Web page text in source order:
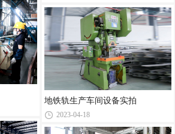
地铁轨生产车间设备实拍
2023-04-18